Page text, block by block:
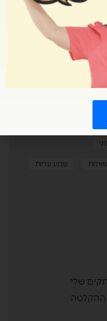
גימטריה
שבוע עליות
שלי
ההקלטה